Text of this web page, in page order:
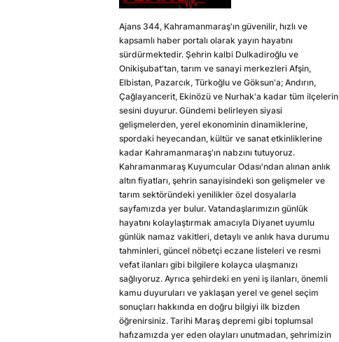
Ajans 344, Kahramanmaraş'ın güvenilir, hızlı ve
kapsamlı haber portalı olarak yayın hayatını
sürdürmektedir. Şehrin kalbi Dulkadiroğlu ve
Onikişubat'tan, tarım ve sanayi merkezleri Afşin,
Elbistan, Pazarcık, Türkoğlu ve Göksun'a; Andırın,
Çağlayancerit, Ekinözü ve Nurhak'a kadar tüm ilçelerin
sesini duyurur. Gündemi belirleyen siyasi
gelişmelerden, yerel ekonominin dinamiklerine,
spordaki heyecandan, kültür ve sanat etkinliklerine
kadar Kahramanmaraş'ın nabzını tutuyoruz.
Kahramanmaraş Kuyumcular Odası'ndan alınan anlık
altın fiyatları, şehrin sanayisindeki son gelişmeler ve
tarım sektöründeki yenilikler özel dosyalarla
sayfamızda yer bulur. Vatandaşlarımızın günlük
hayatını kolaylaştırmak amacıyla Diyanet uyumlu
günlük namaz vakitleri, detaylı ve anlık hava durumu
tahminleri, güncel nöbetçi eczane listeleri ve resmi
vefat ilanları gibi bilgilere kolayca ulaşmanızı
sağlıyoruz. Ayrıca şehirdeki en yeni iş ilanları, önemli
kamu duyuruları ve yaklaşan yerel ve genel seçim
sonuçları hakkında en doğru bilgiyi ilk bizden
öğrenirsiniz. Tarihi Maraş depremi gibi toplumsal
hafızamızda yer eden olayları unutmadan, şehrimizin